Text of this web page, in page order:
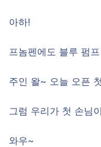
아하!
프놈펜에도 블루 펌
주인 왈~ 오늘 오픈
그럼 우리가 첫 손님
와우~